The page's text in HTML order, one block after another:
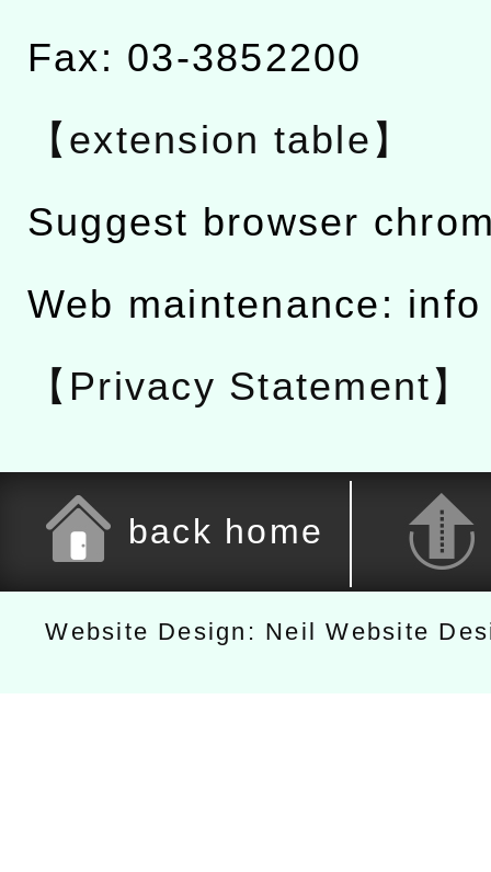
Fax: 03-3852200
【extension table】
Suggest browser
Web maintenance:
【Privacy Statement】
back home
Website Design: Neil Website